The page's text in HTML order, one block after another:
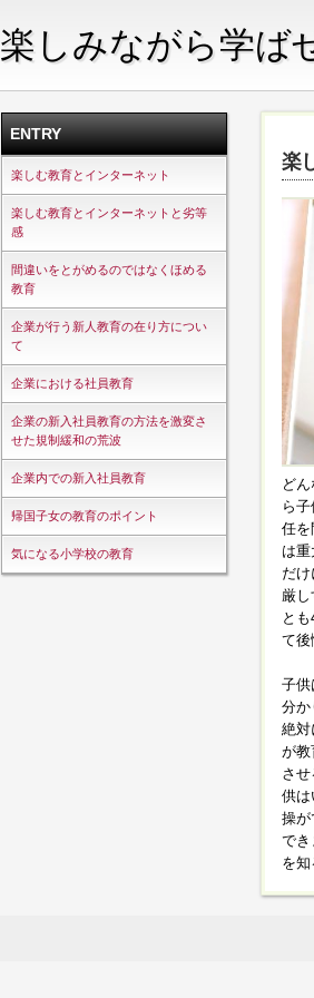
楽しみながら学ば
ENTRY
楽しむ教育とインターネット
楽しむ教育とインターネットと劣等
感
間違いをとがめるのではなくほめる
教育
企業が行う新人教育の在り方につい
て
企業における社員教育
企業の新入社員教育の方法を激変さ
せた規制緩和の荒波
企業内での新入社員教育
帰国子女の教育のポイント
気になる小学校の教育
楽
ど
ら
任を
は
だ
厳
と
て後
子供
分か
絶対
が教
さ
供は
操が
でき
を知